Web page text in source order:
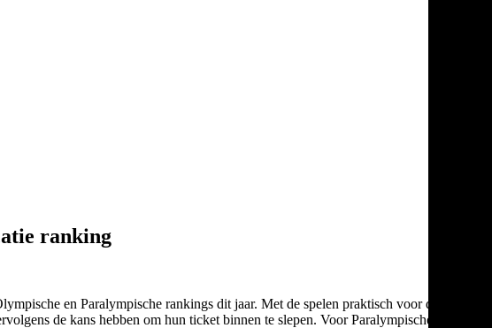
ranking
en Paralympische rankings dit jaar. Met de spelen praktisch voor de
de kans hebben om hun ticket binnen te slepen. Voor Paralympische